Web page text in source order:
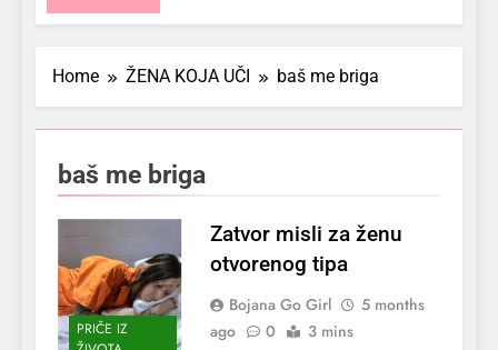
Home ŽENA KOJA UČI baš me briga
baš me briga
PRIČE IZ
Zatvor misli za ženu
otvorenog tipa
Bojana Go Girl
5 months
ago
0 3 mins